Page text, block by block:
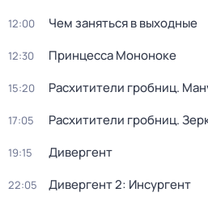
12:00 Чем заняться в выходные
12:30 Принцeссa Мононоке
15:20 Расхитители гробниц.
17:05 Расхитители гробниц.
19:15 Дивергент
22:05 Дивергент 2: Инсургент